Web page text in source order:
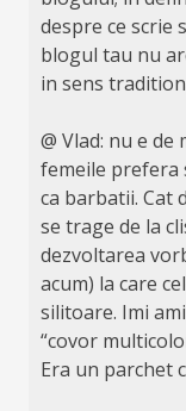
despre ce scrie
blogul tau nu
in sens
@ Vlad: nu e de
femeile prefera
ca barbatii. Cat
se trage de la
dezvoltarea
acum) la care
silitoare. Imi
“covor
Era un parchet